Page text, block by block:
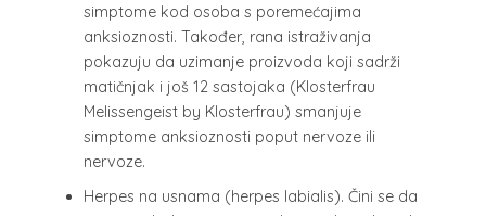
simptome kod osoba s poremećajima
anksioznosti. Također, rana istraživanja
pokazuju da uzimanje proizvoda koji sadrži
matičnjak i još 12 sastojaka (Klosterfrau
Melissengeist by Klosterfrau) smanjuje
simptome anksioznosti poput nervoze ili
nervoze.
Herpes na usnama (herpes labialis). Čini se da